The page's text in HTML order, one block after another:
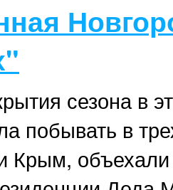
сезона в
побывать в
Крым,